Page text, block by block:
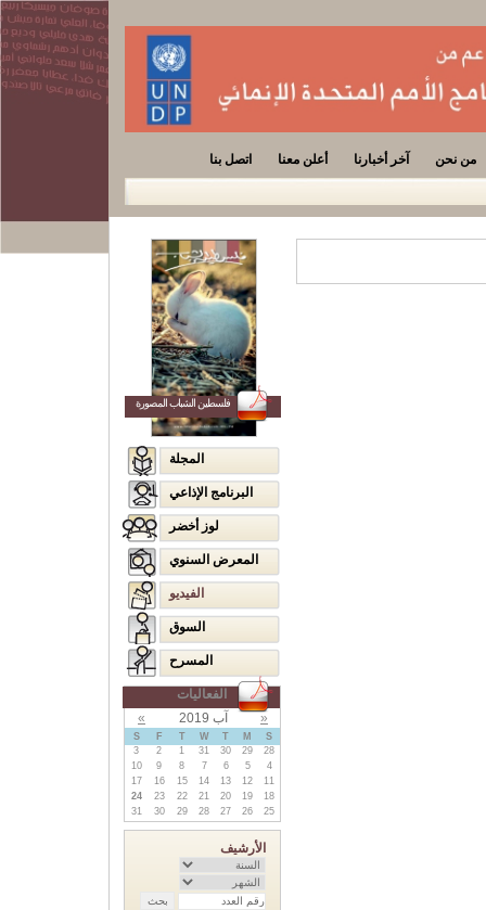
من نحن آخر أخبارنا أعلن معنا اتصل بنا
فلسطين الشباب المصورة
المجلة
البرنامج الإذاعي
لوز أخضر
المعرض السنوي
الفيديو
السوق
المسرح
الفعاليات
«
آب 2019 »
S
M
T
W
T
F
S
28
29
30
31
1
2
3
4
5
6
7
8
9
10
11
12
13
14
15
16
17
18
19
20
21
22
23
24
25
26
27
28
29
30
31
الأرشيف